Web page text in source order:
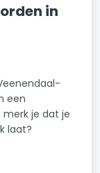
in
een
je dat je
laat?